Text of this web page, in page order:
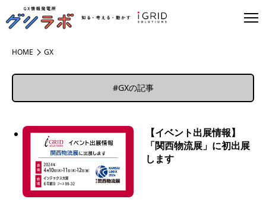
HOME GX
#GXの記事
【イベント出展情報】
「関西物流展」に初出展
します